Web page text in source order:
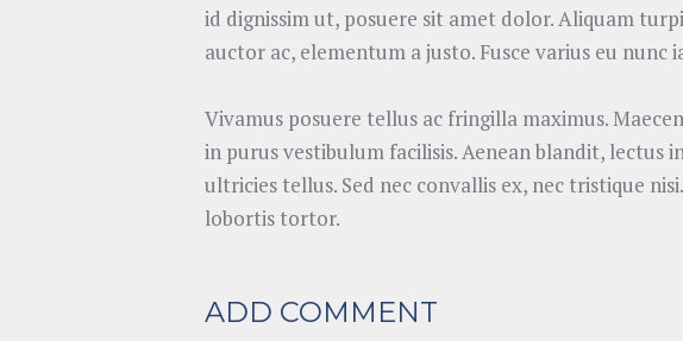
id dignissim ut, posuere sit amet dolor. Aliquam
auctor ac, elementum a justo. Fusce varius eu nunc
Vivamus posuere tellus ac fringilla maximus.
in purus vestibulum facilisis. Aenean blandit, lectus
ultricies tellus. Sed nec convallis ex, nec tristique
lobortis tortor.
ADD COMMENT